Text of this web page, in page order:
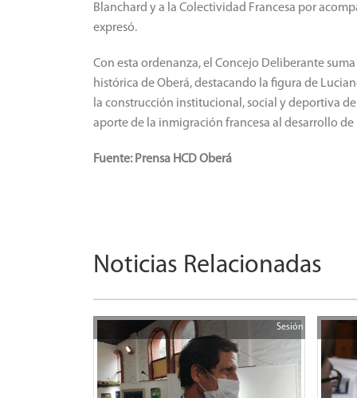
Blanchard y a la Colectividad Francesa por
expresó.
Con esta ordenanza, el Concejo Deliberante
histórica de Oberá, destacando la figura de
la construcción institucional, social y deportiva
aporte de la inmigración francesa al desarrollo
Fuente: Prensa HCD Oberá
Noticias Relacionadas
Sesión